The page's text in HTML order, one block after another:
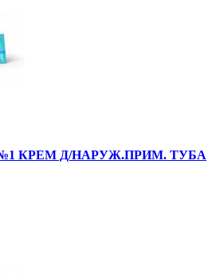
№1 КРЕМ Д/НАРУЖ.ПРИМ. ТУБА